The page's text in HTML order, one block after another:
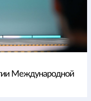
Международной